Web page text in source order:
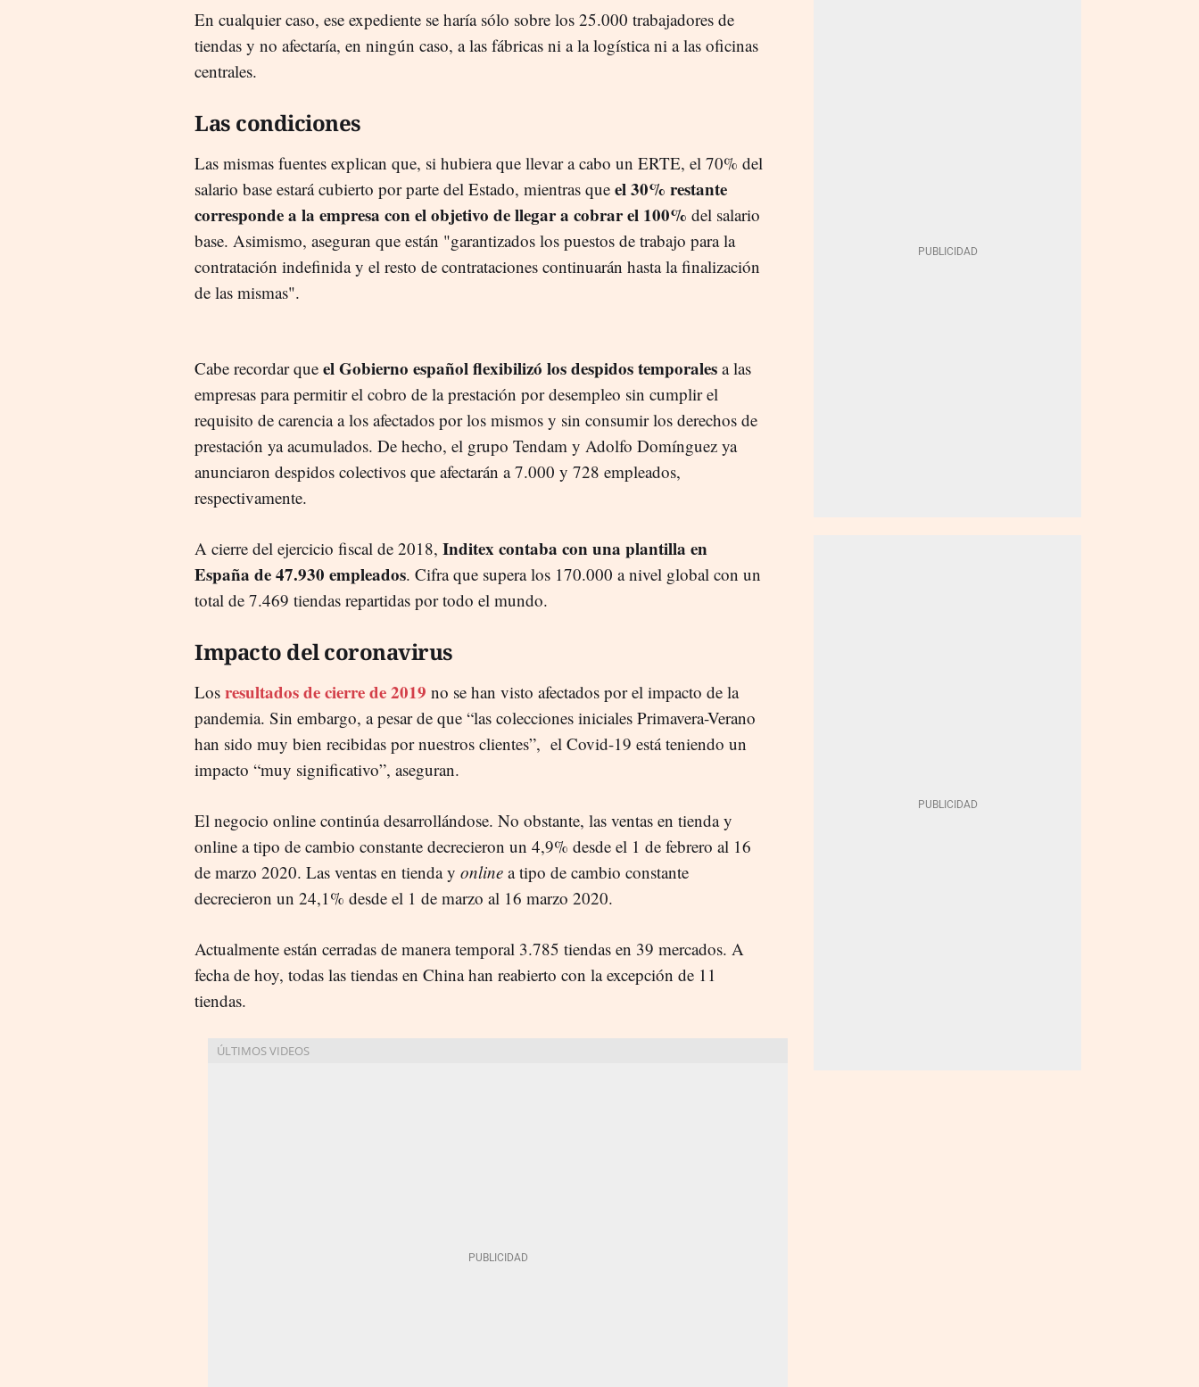
En cualquier caso, ese expediente se haría sólo sobre los 25.000 trabajadores de
tiendas y no afectaría, en ningún caso, a las fábricas ni a la logística ni a las oficinas
centrales.
Las condiciones
Las mismas fuentes explican que, si hubiera que llevar a cabo un ERTE, el 70% del
salario base estará cubierto por parte del Estado, mientras que el 30% restante
corresponde a la empresa con el objetivo de llegar a cobrar el 100% del salario
base. Asimismo, aseguran que están "garantizados los puestos de trabajo para la
contratación indefinida y el resto de contrataciones continuarán hasta la finalización
de las mismas".
Cabe recordar que el Gobierno español flexibilizó los despidos temporales a las
empresas para permitir el cobro de la prestación por desempleo sin cumplir el
requisito de carencia a los afectados por los mismos y sin consumir los derechos de
prestación ya acumulados. De hecho, el grupo Tendam y Adolfo Domínguez ya
anunciaron despidos colectivos que afectarán a 7.000 y 728 empleados,
respectivamente.
A cierre del ejercicio fiscal de 2018, Inditex contaba con una plantilla en
España de 47.930 empleados. Cifra que supera los 170.000 a nivel global con un
total de 7.469 tiendas repartidas por todo el mundo.
Impacto del coronavirus
Los resultados de cierre de 2019 no se han visto afectados por el impacto de la
pandemia. Sin embargo, a pesar de que “las colecciones iniciales Primavera-Verano
han sido muy bien recibidas por nuestros clientes”, el Covid-19 está teniendo un
impacto “muy significativo”, aseguran.
El negocio online continúa desarrollándose. No obstante, las ventas en tienda y
online a tipo de cambio constante decrecieron un 4,9% desde el 1 de febrero al 16
de marzo 2020. Las ventas en tienda y online a tipo de cambio constante
decrecieron un 24,1% desde el 1 de marzo al 16 marzo 2020.
Actualmente están cerradas de manera temporal 3.785 tiendas en 39 mercados. A
fecha de hoy, todas las tiendas en China han reabierto con la excepción de 11
tiendas.